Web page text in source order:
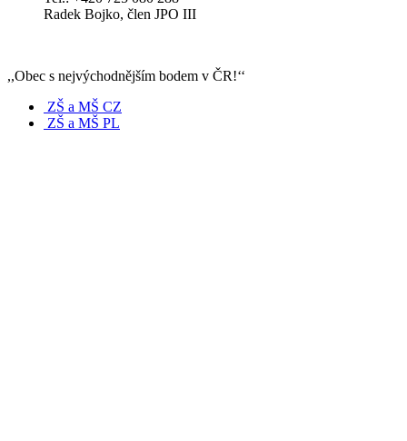
Radek Bojko, člen JPO III
,,Obec s nejvýchodnějším bodem v ČR!‘‘
ZŠ a MŠ CZ
ZŠ a MŠ PL